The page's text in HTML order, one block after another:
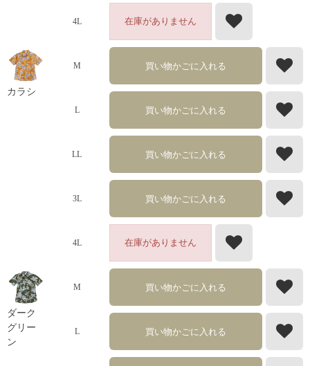
4L 在庫がありません
カラシ
M 買い物かごに入れる
L 買い物かごに入れる
LL 買い物かごに入れる
3L 買い物かごに入れる
4L 在庫がありません
ダーク
グリー
ン
M 買い物かごに入れる
L 買い物かごに入れる